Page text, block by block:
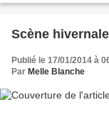
Scène hivernale
Publié le 17/01/2014 à
Par Melle Blanche